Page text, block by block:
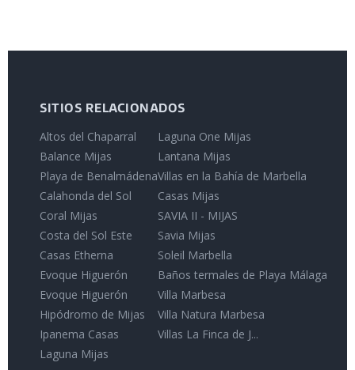
SITIOS RELACIONADOS
Altos del Chaparral
Balance Mijas
Playa de Benalmádena
Calahonda del Sol
Coral Mijas
Costa del Sol Este
Casas Etherna
Evoque Higuerón
Evoque Higuerón
Hipódromo de Mijas
Ipanema Casas
Laguna Mijas
Laguna One Mijas
Lantana Mijas
Villas en la Bahía de Marbella
Casas Mijas
SAVIA II - MIJAS
Savia Mijas
Soleil Marbella
Baños termales de Playa Málaga
Villa Marbesa
Villa Natura Marbesa
Villas La Finca de J...